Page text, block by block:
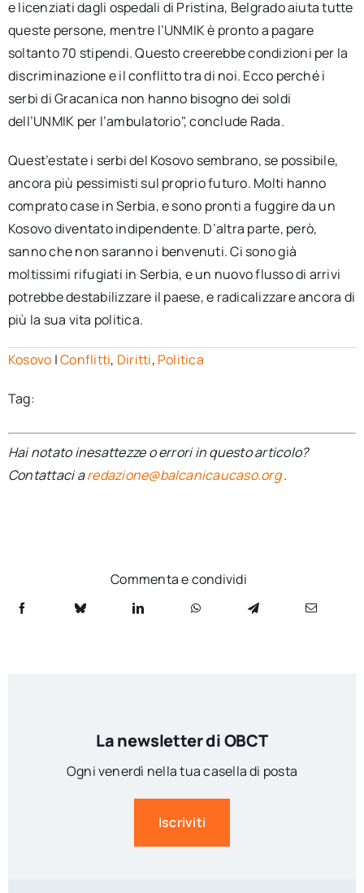
e licenziati dagli ospedali di Pristina, Belgrado aiuta tutte
queste persone, mentre l’UNMIK è pronto a pagare
soltanto 70 stipendi. Questo creerebbe condizioni per la
discriminazione e il conflitto tra di noi. Ecco perché i
serbi di Gracanica non hanno bisogno dei soldi
dell’UNMIK per l’ambulatorio", conclude Rada.
Quest’estate i serbi del Kosovo sembrano, se possibile,
ancora più pessimisti sul proprio futuro. Molti hanno
comprato case in Serbia, e sono pronti a fuggire da un
Kosovo diventato indipendente. D’altra parte, però,
sanno che non saranno i benvenuti. Ci sono già
moltissimi rifugiati in Serbia, e un nuovo flusso di arrivi
potrebbe destabilizzare il paese, e radicalizzare ancora di
più la sua vita politica.
Kosovo |Conflitti, Diritti, Politica
Tag:
Hai notato inesattezze o errori in questo articolo?
Contattaci aredazione@balcanicaucaso.org.
Commenta e condividi
La newsletter di OBCT
Ogni venerdì nella tua casella di posta
Iscriviti